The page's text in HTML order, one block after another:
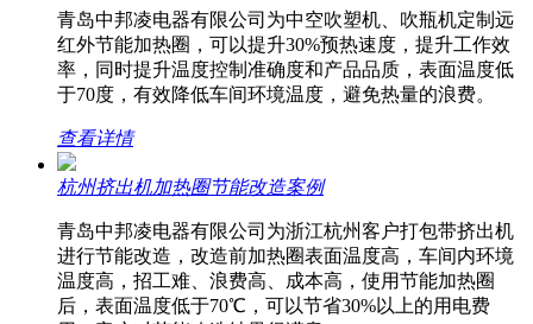
青岛中邦凌电器有限公司为中空吹塑机、吹瓶机定制远
红外节能加热圈，可以提升30%预热速度，提升工作效
率，同时提升温度控制准确度和产品品质，表面温度低
于70度，有效降低车间环境温度，避免热量的浪费。
查看详情
杭州挤出机加热圈节能改造案例
青岛中邦凌电器有限公司为浙江杭州客户打包带挤出机
进行节能改造，改造前加热圈表面温度高，车间内环境
温度高，招工难、浪费高、成本高，使用节能加热圈
后，表面温度低于70℃，可以节省30%以上的用电费